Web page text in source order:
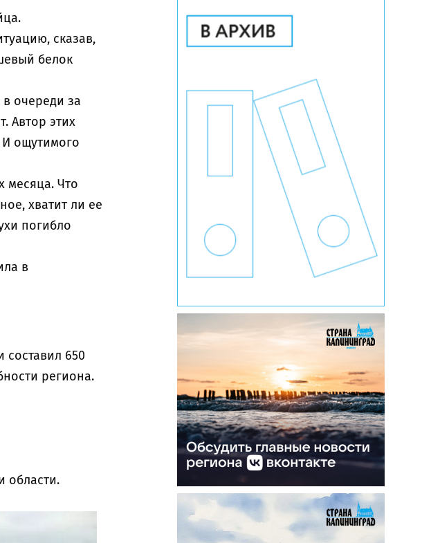
сказав,
белок
очереди за
Автор этих
И ощутимого
месяца. Что
хватит ли ее
погибло
в
650
региона.
области.